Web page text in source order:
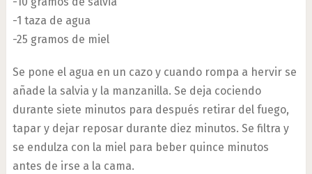
-1 taza de agua
-25 gramos de miel
Se pone el agua en un cazo y cuando rompa a hervir se
añade la salvia y la manzanilla. Se deja cociendo
durante siete minutos para después retirar del fuego,
tapar y dejar reposar durante diez minutos. Se filtra y
se endulza con la miel para beber quince minutos
antes de irse a la cama.